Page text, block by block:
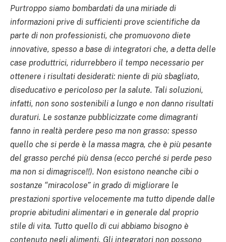
Purtroppo siamo bombardati da una miriade di
informazioni prive di sufficienti prove scientifiche da
parte di non professionisti, che promuovono diete
innovative, spesso a base di integratori che, a detta delle
case produttrici, ridurrebbero il tempo necessario per
ottenere i risultati desiderati: niente di più sbagliato,
diseducativo e pericoloso per la salute. Tali soluzioni,
infatti, non sono sostenibili a lungo e non danno risultati
duraturi. Le sostanze pubblicizzate come dimagranti
fanno in realtà perdere peso ma non grasso: spesso
quello che si perde è la massa magra, che è più pesante
del grasso perché più densa (ecco perché si perde peso
ma non si dimagrisce!!). Non esistono neanche cibi o
sostanze “miracolose” in grado di migliorare le
prestazioni sportive velocemente ma tutto dipende dalle
proprie abitudini alimentari e in generale dal proprio
stile di vita. Tutto quello di cui abbiamo bisogno è
contenuto negli alimenti. Gli integratori non possono